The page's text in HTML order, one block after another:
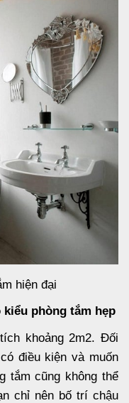
hiện đại
phòng tắm hẹp
khoảng 2m2. Đối
điều kiện và muốn
tắm cũng không thể
chỉ nên bố trí chậu